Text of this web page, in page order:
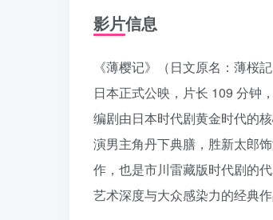
影片信息
《薄樱记》（日文原名：薄桜
日本正式公映，片长 109 分钟
编剧由日本时代剧黄金时代的
演男主角丹下典膳，胜新太郎
作，也是市川雷藏版时代剧的
艺术深度与大众感染力的经典作